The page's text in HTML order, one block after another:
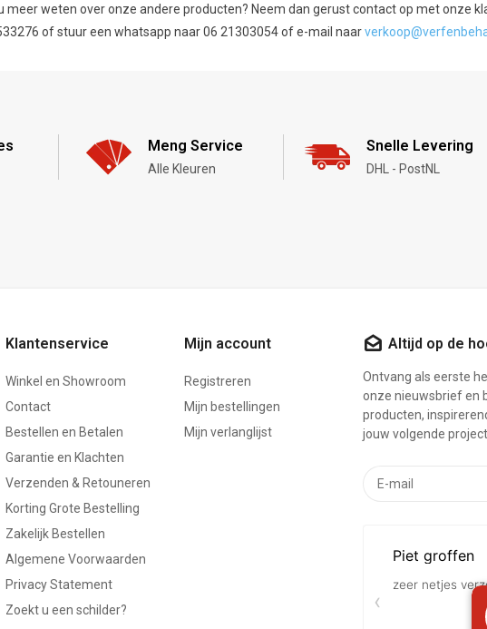
meer weten over onze andere producten? Neem dan gerust contact op met onze
of stuur een whatsapp naar 06 21303054 of e-mail naar
Meng Service
Alle Kleuren
Snelle Levering
DHL - PostNL
Klantenservice
Winkel en Showroom
Contact
Bestellen en Betalen
Garantie en Klachten
Verzenden & Retouneren
Korting Grote Bestelling
Zakelijk Bestellen
Algemene Voorwaarden
Privacy Statement
Zoekt u een schilder?
Mijn account
Registreren
Mijn bestellingen
Mijn verlanglijst
Altijd op de
Ontvang als eerste
onze nieuwsbrief en
producten,
jouw volgende